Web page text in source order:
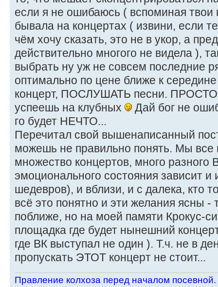
если я не ошибаюсь ( вспоминая твои
бывала на концертах ( извини, если
чём хочу сказать, это не в укор, а
действительно многого не видела ),
выбрать ну уж не совсем последние
оптимально по цене ближе к
концерт, ПОСЛУШАТЬ песни. ПРОСТО
успеешь на клубных
Дай бог не
го будет НЕЧТО...
Перечитал свой вышенаписанный
можешь не правильно понять. Мы все
множество концертов, много разного
эмоционального состояния зависит и
шедевров), и вблизи, и с далека, кто
всё это понятно и эти желания ясны -
поближе, но на моей памяти Крокус-
площадка где будет нынешний
где ВК выступал не один ). Т.ч. не в
пропускать ЭТОТ концерт не стоит...
Пpавление колхоза пеpед началом посевной.